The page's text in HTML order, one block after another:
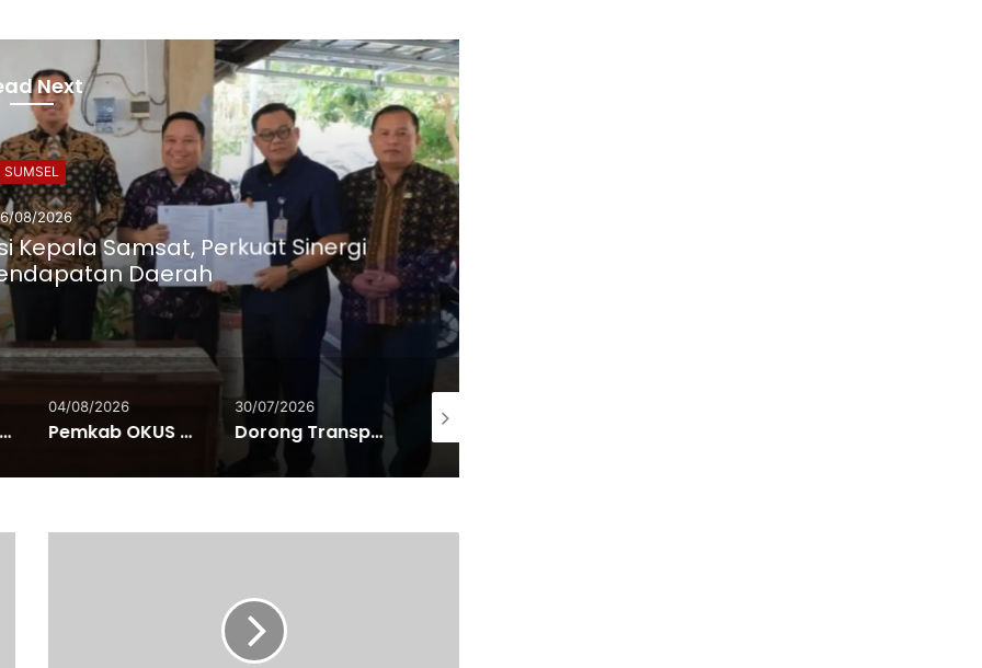
Next
SUMSEL
08/2026
Kepala Samsat, Perkuat Sinergi
Daerah
Rakor Penanggulangan Kemiskinan dan Program 3 juta Rumah, Pemkab OKUS Perkuat Kolaborasi Dengan Pemprov Sumsel
04/08/2026
Pemkab OKUS Matangkan Persiapan Pawai Pembangunan Peringatan HUT RI ke-81 Tahu 2026
30/07/2026
Dorong Transparansi Anggaran, BPN Merangin dan BRI Bangko Teken PKS Penerbitan KKP